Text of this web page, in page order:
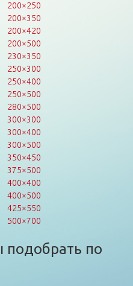
200×250
200×350
200×420
200×500
230×350
250×300
250×400
250×500
280×500
300×300
300×400
300×500
350×450
375×500
400×400
400×500
425×550
500×700
подобрать по